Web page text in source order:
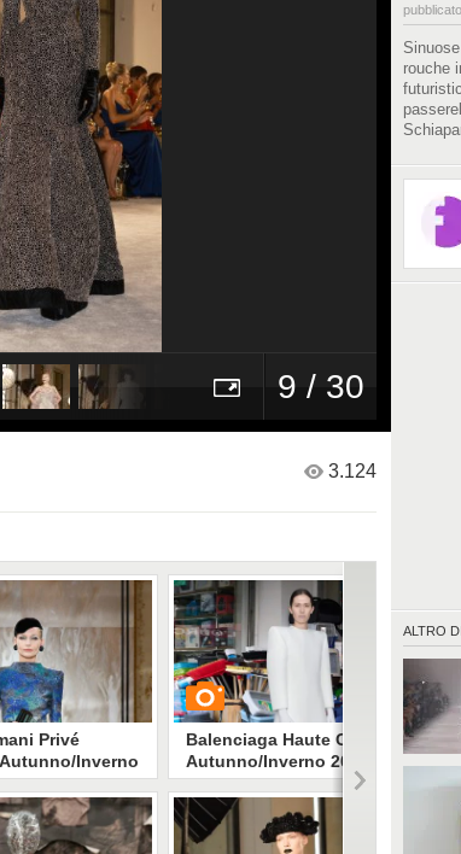
9 / 30
rouche
ALTRO DI
3.124
Privé
Inverno
Balenciaga Haute Couture
Autunno/Inverno 2025-2026